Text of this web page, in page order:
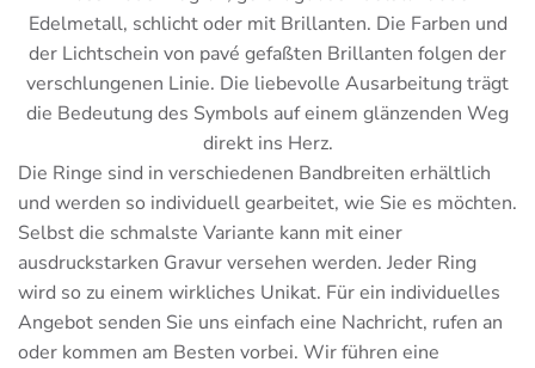
Edelmetall, schlicht oder mit Brillanten. Die Farben und
der Lichtschein von pavé gefaßten Brillanten folgen der
verschlungenen Linie. Die liebevolle Ausarbeitung trägt
die Bedeutung des Symbols auf einem glänzenden Weg
direkt ins Herz.
Die Ringe sind in verschiedenen Bandbreiten erhältlich
und werden so individuell gearbeitet, wie Sie es möchten.
Selbst die schmalste Variante kann mit einer
ausdruckstarken Gravur versehen werden. Jeder Ring
wird so zu einem wirkliches Unikat. Für ein individuelles
Angebot senden Sie uns einfach eine Nachricht, rufen an
oder kommen am Besten vorbei. Wir führen eine